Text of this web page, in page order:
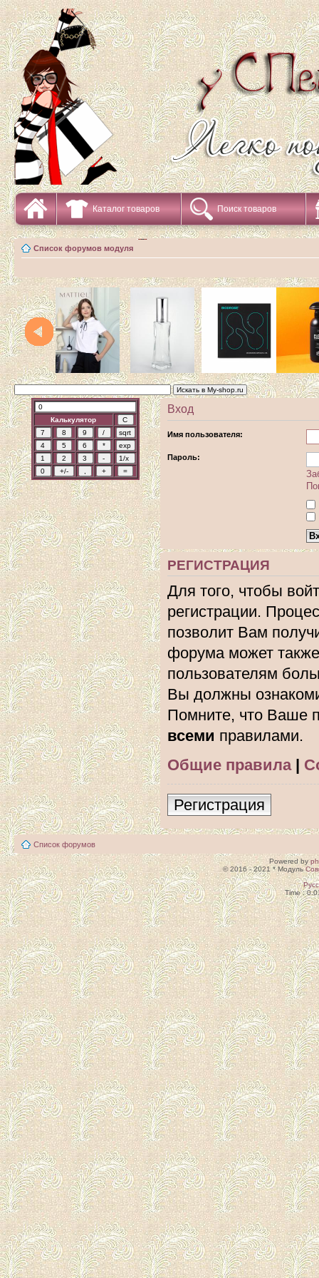
Каталог товаров Поиск товаров
Список форумов модуля
Калькулятор
Вход
Имя пользователя:
Пароль:
РЕГИСТРАЦИЯ
Для того, чтобы
регистрации.
позволит Вам
форума может
пользователям
Вы должны
Помните, что Ваше
всеми правилами.
Общие правила|
Регистрация
Список форумов
Powered by
© 2016 - 2021 * Модуль
Time :